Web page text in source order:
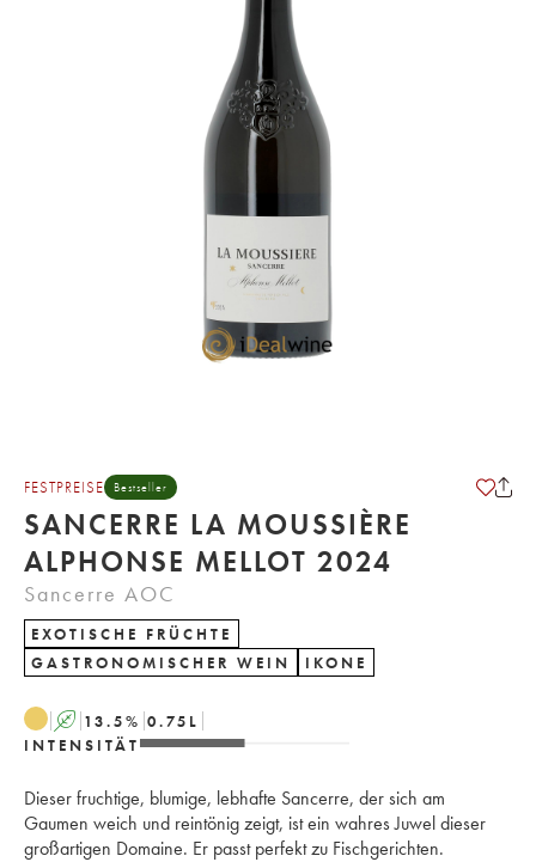
FESTPREISE Bestseller
SANCERRE LA MOUSSIÈRE
ALPHONSE MELLOT 2024
Sancerre AOC
EXOTISCHE FRÜCHTE
GASTRONOMISCHER WEIN
IKONE
A 13.5% 0.75 L
INTENSITÄT
Dieser fruchtige, blumige, lebhafte Sancerre, der sich am
Gaumen weich und reintönig zeigt, ist ein wahres Juwel dieser
großartigen Domaine. Er passt perfekt zu Fischgerichten.